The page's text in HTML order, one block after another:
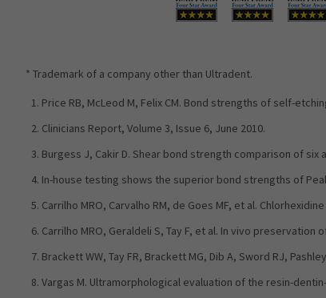
* Trademark of a company other than Ultradent.
Price RB, McLeod M, Felix CM. Bond strengths of self-
Clinicians Report, Volume 3, Issue 6, June 2010.
Burgess J, Cakir D. Shear bond strength comparison of
In-house testing shows the superior bond strengths of
Carrilho MRO, Carvalho RM, de Goes MF, et al.
Carrilho MRO, Geraldeli S, Tay F, et al. In vivo preservation
Brackett WW, Tay FR, Brackett MG, Dib A, Sword RJ,
Vargas M. Ultramorphological evaluation of the resin-